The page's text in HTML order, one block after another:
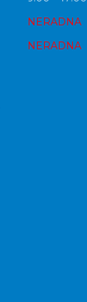
NERADNA
NERADNA